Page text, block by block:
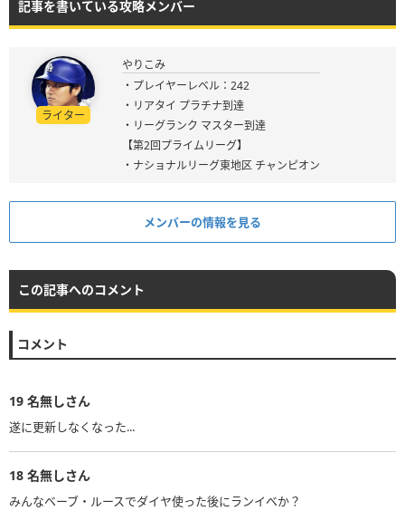
記事を書いている攻略メンバー
ライター
やりこみ
・プレイヤーレベル：242
・リアタイ プラチナ到達
・リーグランク マスター到達
【第2回プライムリーグ】
・ナショナルリーグ東地区 チャンピオン
メンバーの情報を見る
この記事へのコメント
コメント
19 名無しさん
遂に更新しなくなった...
18 名無しさん
みんなベーブ・ルースでダイヤ使った後にランイベか？